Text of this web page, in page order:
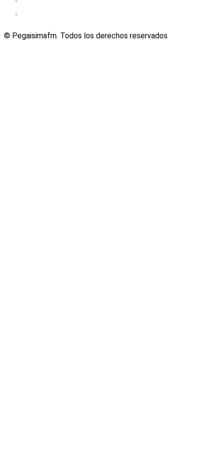
© Pegaisimafm. Todos los derechos reservados